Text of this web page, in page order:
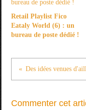
Retail Playlist Fico
Eataly World (6) : un
bureau de poste dédié !
Commenter cet